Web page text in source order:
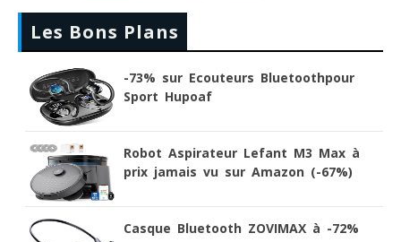
Les Bons Plans
-73% sur Ecouteurs Bluetoothpour
Sport Hupoaf
Robot Aspirateur Lefant M3 Max à
prix jamais vu sur Amazon (-67%)
Casque Bluetooth ZOVIMAX à -72%